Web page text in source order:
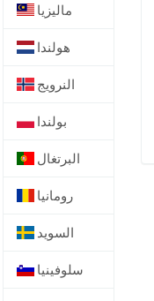
ماليزيا
هولندا
النرويج
بولندا
البرتغال
رومانيا
السويد
سلوفينيا